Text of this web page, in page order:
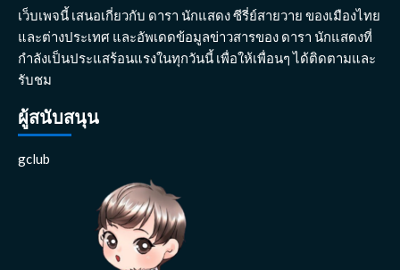
เว็บเพจนี้ เสนอเกี่ยวกับ ดารา นักแสดง ซีรี่ย์สายวาย ของเมืองไทย
และต่างประเทศ และอัพเดดข้อมูลข่าวสารของ ดารา นักแสดงที่
กำลังเป็นประแสร้อนแรงในทุกวันนี้ เพื่อให้เพื่อนๆ ได้ติดตามและ
รับชม
ผู้สนับสนุน
gclub